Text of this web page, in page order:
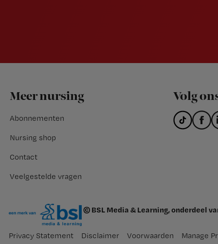
Footer
Meer nursing
Abonnementen
Nursing shop
Contact
Veelgestelde vragen
Volg
© BSL Media & Learning, onderdeel
Privacy Statement Disclaimer Voorwaarden Manage